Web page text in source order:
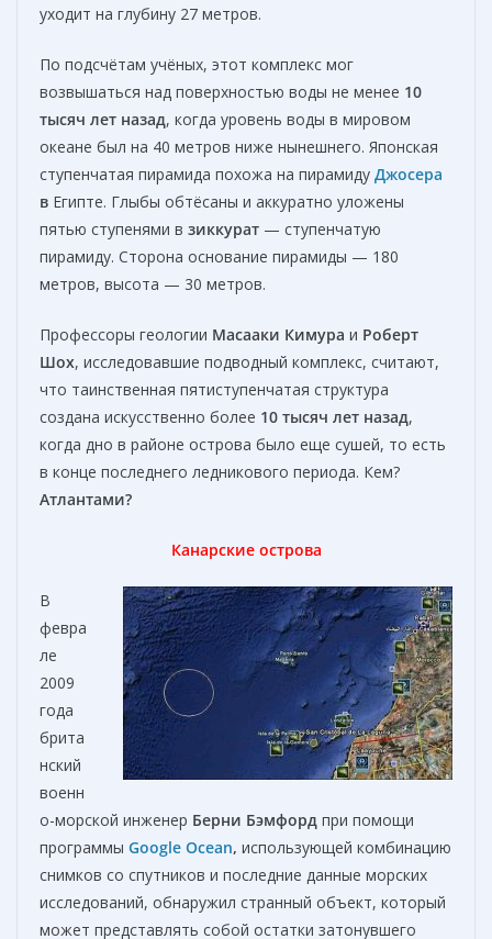
уходит на глубину 27 метров.
По подсчётам учёных, этот комплекс мог
возвышаться над поверхностью воды не менее 10
тысяч лет назад, когда уровень воды в мировом
океане был на 40 метров ниже нынешнего. Японская
ступенчатая пирамида похожа на пирамиду Джосера
в Египте. Глыбы обтёсаны и аккуратно уложены
пятью ступенями в зиккурат — ступенчатую
пирамиду. Сторона основание пирамиды — 180
метров, высота — 30 метров.
Профессоры геологии Масааки Кимура и Роберт
Шох, исследовавшие подводный комплекс, считают,
что таинственная пятиступенчатая структура
создана искусственно более 10 тысяч лет назад,
когда дно в районе острова было еще сушей, то есть
в конце последнего ледникового периода. Кем?
Атлантами?
Канарские острова
В
февра
ле
2009
года
брита
нский
военн
о-морской инженер Берни Бэмфорд при помощи
программы Google Ocean, использующей комбинацию
снимков со спутников и последние данные морских
исследований, обнаружил странный объект, который
может представлять собой остатки затонувшего